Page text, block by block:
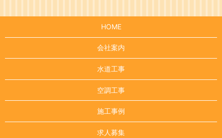
HOME
会社案内
水道工事
空調工事
施工事例
求人募集